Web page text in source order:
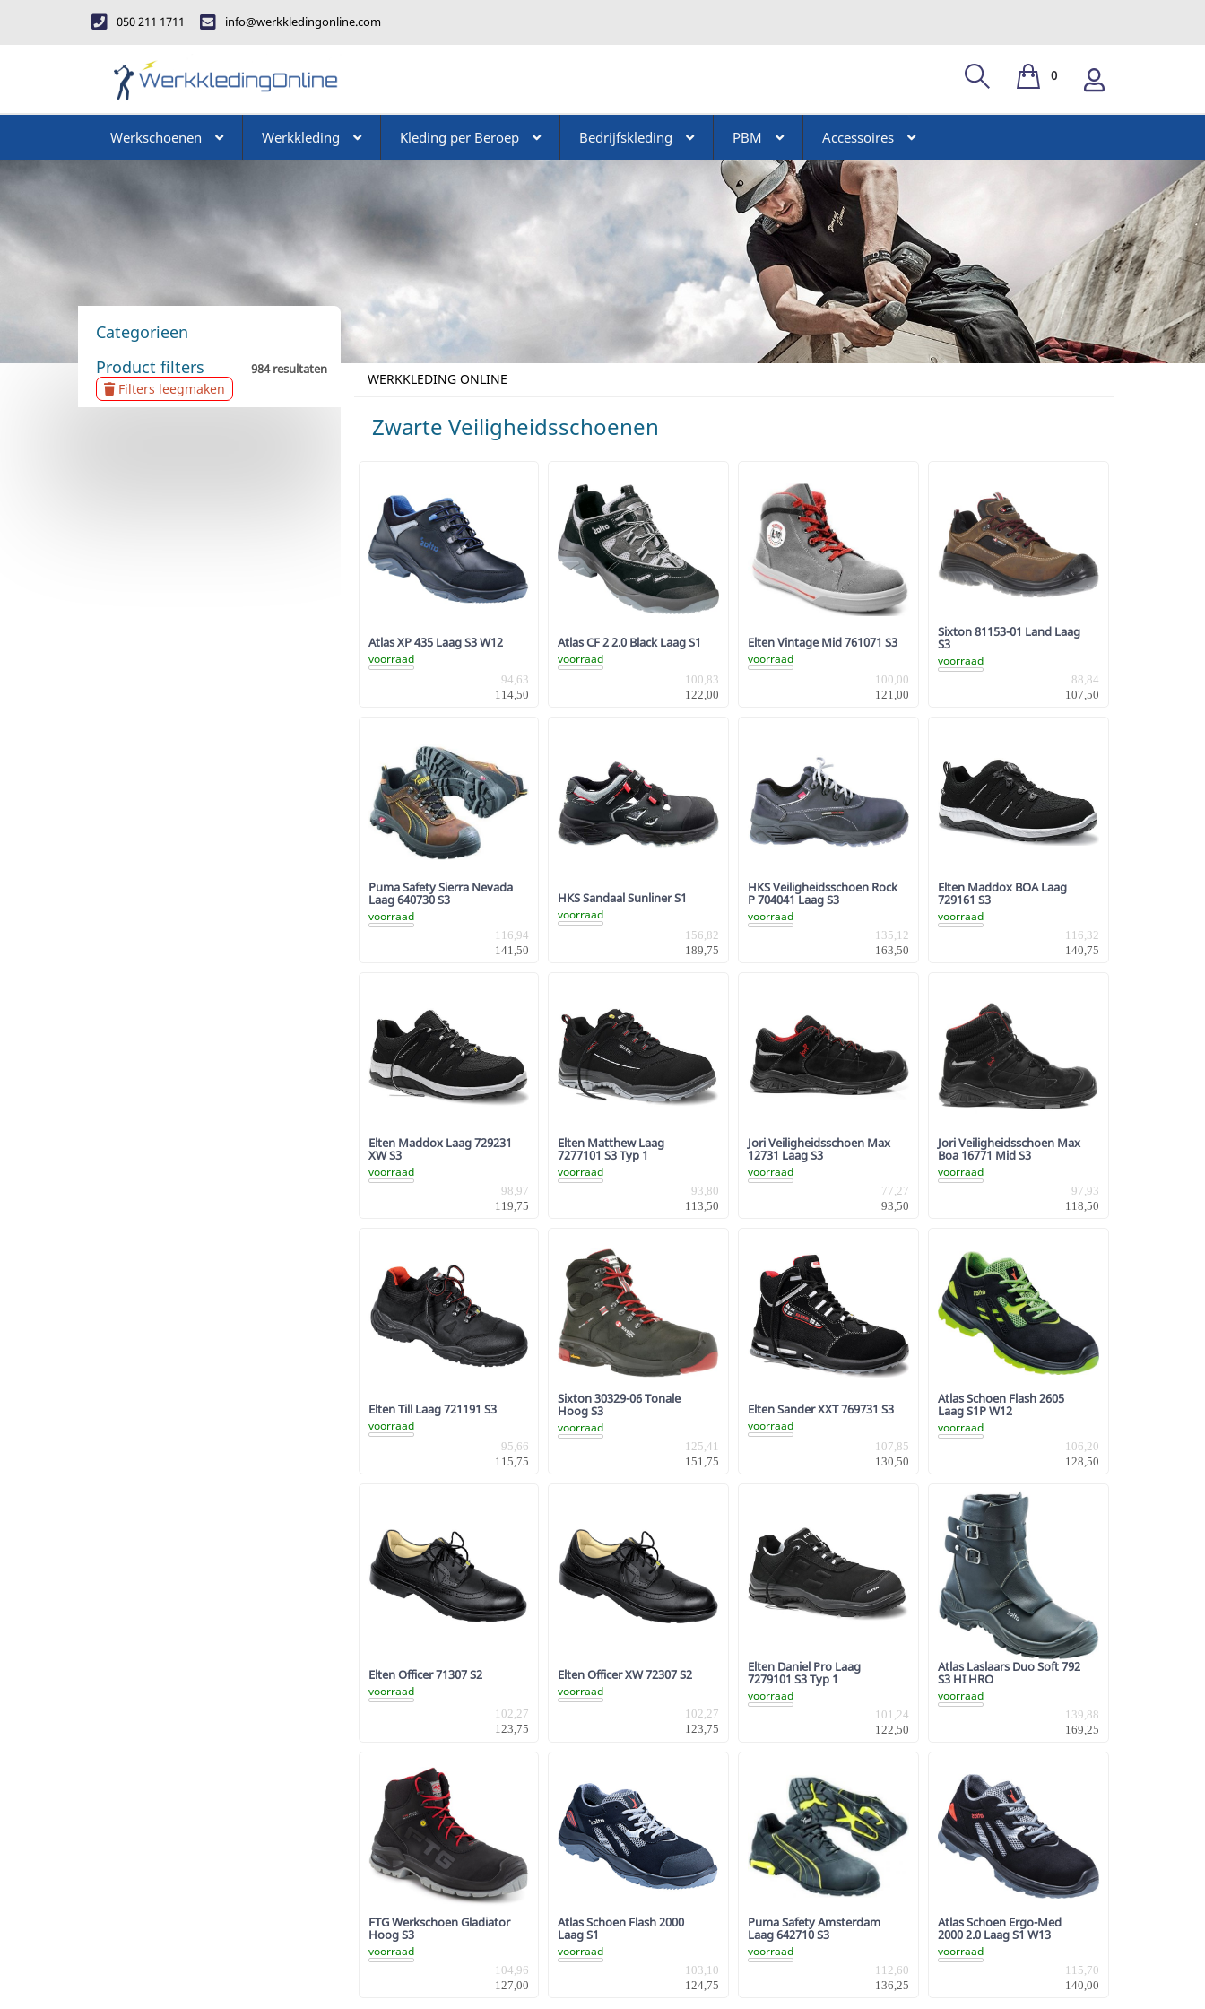
050 211 1711 info@werkkledingonline.com
0
Werkschoenen Werkkleding Kleding per Beroep Bedrijfskleding PBM Accessoires
WERKKLEDING ONLINE
Zwarte Veiligheidsschoenen
Atlas XP 435 Laag S3 W12
voorraad
94,63
114,50
Atlas CF 2 2.0 Black Laag S1
voorraad
100,83
122,00
Elten Vintage Mid 761071 S3
voorraad
100,00
121,00
Sixton 81153-01 Land Laag
S3
voorraad
88,84
107,50
Puma Safety Sierra Nevada
Laag 640730 S3
voorraad
116,94
141,50
HKS Sandaal Sunliner S1
voorraad
156,82
189,75
HKS Veiligheidsschoen Rock
P 704041 Laag S3
voorraad
135,12
163,50
Elten Maddox BOA Laag
729161 S3
voorraad
116,32
140,75
Elten Maddox Laag 729231
XW S3
voorraad
98,97
119,75
Elten Matthew Laag
7277101 S3 Typ 1
voorraad
93,80
113,50
Jori Veiligheidsschoen Max
12731 Laag S3
voorraad
77,27
93,50
Jori Veiligheidsschoen Max
Boa 16771 Mid S3
voorraad
97,93
118,50
Elten Till Laag 721191 S3
voorraad
95,66
115,75
Sixton 30329-06 Tonale
Hoog S3
voorraad
125,41
151,75
Elten Sander XXT 769731 S3
voorraad
107,85
130,50
Atlas Schoen Flash 2605
Laag S1P W12
voorraad
106,20
128,50
Elten Officer 71307 S2
voorraad
102,27
123,75
Elten Officer XW 72307 S2
voorraad
102,27
123,75
Elten Daniel Pro Laag
7279101 S3 Typ 1
voorraad
101,24
122,50
Atlas Laslaars Duo Soft 792
S3 HI HRO
voorraad
139,88
169,25
FTG Werkschoen Gladiator
Hoog S3
voorraad
104,96
127,00
Atlas Schoen Flash 2000
Laag S1
voorraad
103,10
124,75
Puma Safety Amsterdam
Laag 642710 S3
voorraad
112,60
136,25
Atlas Schoen Ergo-Med
2000 2.0 Laag S1 W13
voorraad
115,70
140,00
Categorieen
Product filters
984 resultaten
Filters leegmaken